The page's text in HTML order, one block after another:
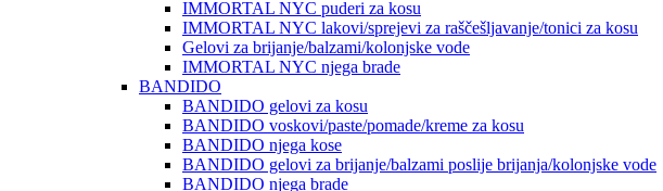
IMMORTAL NYC puderi za kosu
IMMORTAL NYC lakovi/sprejevi za raščešljavanje/tonici za kosu
Gelovi za brijanje/balzami/kolonjske vode
IMMORTAL NYC njega brade
BANDIDO
BANDIDO gelovi za kosu
BANDIDO voskovi/paste/pomade/kreme za kosu
BANDIDO njega kose
BANDIDO gelovi za brijanje/balzami poslije brijanja/kolonjske vode
BANDIDO njega brade